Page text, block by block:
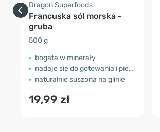
Dragon Superfoods
Francuska sól morska -
gruba
500 g
bogata w minerały
nadaje się do gotowania i pieczenia
naturalnie suszona na glinie
19,99 zł